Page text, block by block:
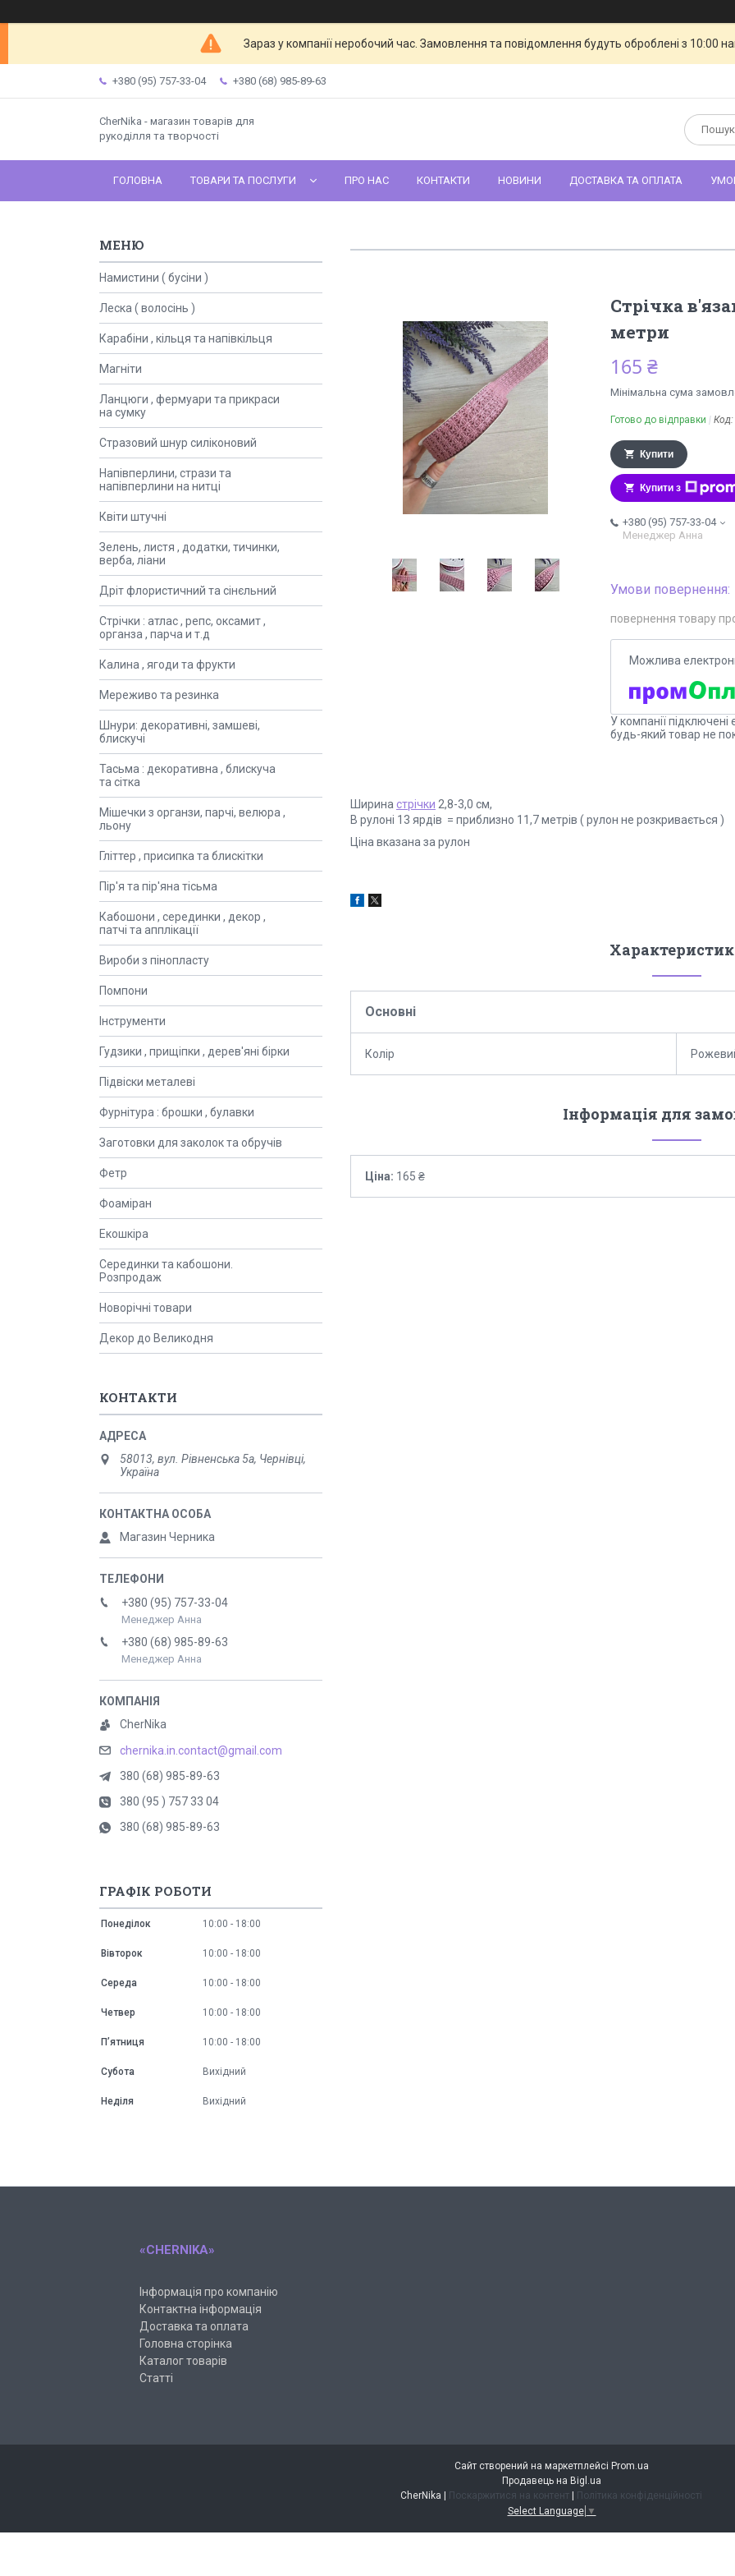
Зараз у компанії неробочий час. Замовлення та повідомлення будуть оброблені з 10:00
+380 (95) 757-33-04 +380 (68) 985-89-63
CherNika - магазин товарів для
рукоділля та творчості
ГОЛОВНА ТОВАРИ ТА ПОСЛУГИ ПРО НАС КОНТАКТИ НОВИНИ ДОСТАВКА ТА ОПЛАТА
Стрічка
метри
165 ₴
Мінімальна сума
Готово до відправки Код:
Купити
Купити з
+380 (95) 757-33-04
Менеджер Анна
повернення товару
У компанії
будь-який товар не
Ширина стрічки 2,8-3,0 см,
В рулоні 13 ярдів = приблизно 11,7 метрів ( рулон не розкривається )
Ціна вказана за рулон
Основні
Колір
Інформація для
Ціна: 165 ₴
Намистини ( бусіни )
Леска ( волосінь )
Карабіни , кільця та напівкільця
Магніти
Ланцюги , фермуари та прикраси
на сумку
Стразовий шнур силіконовий
Напівперлини, стрази та
напівперлини на нитці
Квіти штучні
Зелень, листя , додатки, тичинки,
верба, ліани
Дріт флористичний та сінєльний
Стрічки : атлас , репс, оксамит ,
органза , парча и т.д
Калина , ягоди та фрукти
Мереживо та резинка
Шнури: декоративні, замшеві,
блискучі
Тасьма : декоративна , блискуча
та сітка
Мішечки з органзи, парчі, велюра ,
льону
Гліттер , присипка та блискітки
Пір'я та пір'яна тісьма
Кабошони , серединки , декор ,
патчі та апплікації
Вироби з пінопласту
Помпони
Інструменти
Гудзики , прищіпки , дерев'яні бірки
Підвіски металеві
Фурнітура : брошки , булавки
Заготовки для заколок та обручів
Фетр
Фоаміран
Екошкіра
Серединки та кабошони.
Розпродаж
Новорічні товари
Декор до Великодня
КОНТАКТИ
58013, вул. Рівненська 5а, Чернівці,
Україна
Магазин Черника
+380 (95) 757-33-04
Менеджер Анна
+380 (68) 985-89-63
Менеджер Анна
CherNika
chernika.in.contact@gmail.com
380 (68) 985-89-63
380 (95 ) 757 33 04
380 (68) 985-89-63
ГРАФІК РОБОТИ
Понеділок 10:00 18:00
Вівторок 10:00 18:00
Середа 10:00 18:00
Четвер 10:00 18:00
Пʼятниця 10:00 18:00
Субота Вихідний
Неділя Вихідний
«CHERNIKA»
Інформація про компанію
Контактна інформація
Доставка та оплата
Головна сторінка
Каталог товарів
Статті
Сайт створений на маркетплейсі Prom.ua
Продавець на Bigl.ua
Поскаржитися на контент
Політика конфіденційності
Select Language ▼